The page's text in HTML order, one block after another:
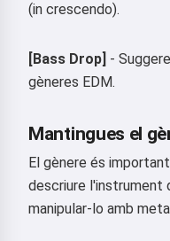
(in crescendo).
[Bass Drop] -
gèneres EDM.
Mantingues el
El gènere és
descriure l'instrument
manipular-lo amb
Puc crear